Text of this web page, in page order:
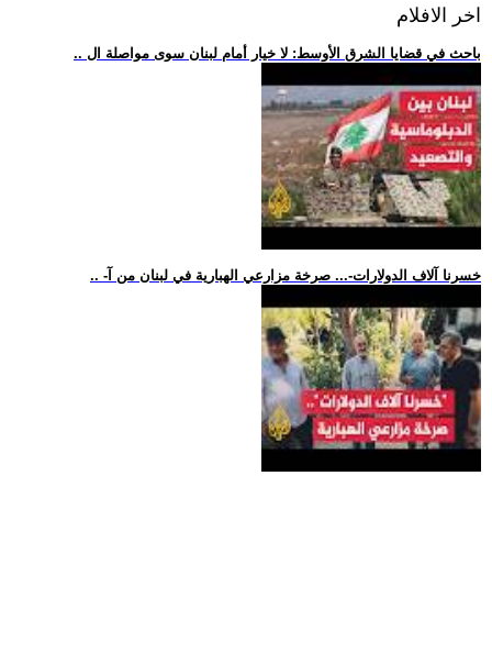
اخر الافلام
.. باحث في قضايا الشرق الأوسط: لا خيار أمام لبنان سوى مواصلة ال
.. -خسرنا آلاف الدولارات-... صرخة مزارعي الهبارية في لبنان من آ